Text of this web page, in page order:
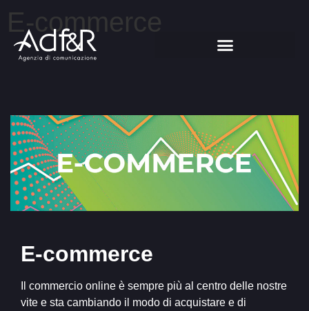
E-commerce
E-commerce
Il commercio online è sempre più al centro delle nostre
vite e sta cambiando il modo di acquistare e di